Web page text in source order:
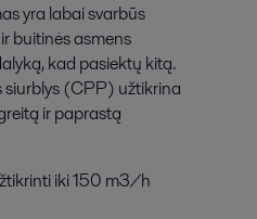
yra labai svarbūs
buitinės asmens
kad pasiektų kitą.
siurblys (CPP) užtikrina
ir paprastą
iki 150 m3/h